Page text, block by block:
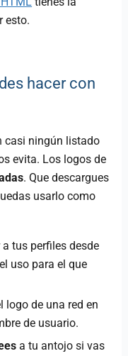
esto.
hacer con
casi ningún listado
evita. Los logos de
. Que descargues
usarlo como
tus perfiles desde
uso para el que
logo de una red en
de usuario.
a tu antojo si vas